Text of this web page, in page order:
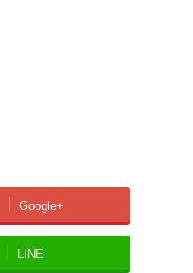
Google+
LINE